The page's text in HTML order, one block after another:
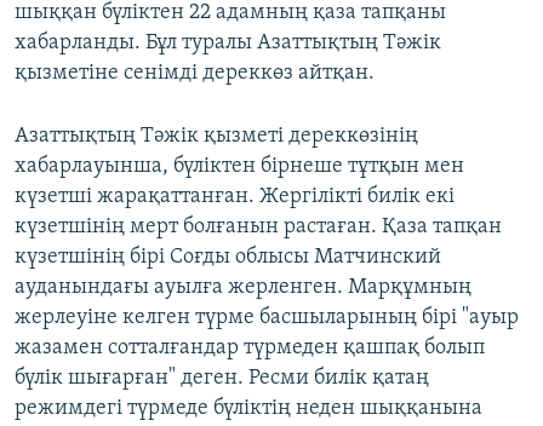
шыққан бүліктен 22 адамның қаза тапқаны
хабарланды. Бұл туралы Азаттықтың Тәжік
қызметіне сенімді дереккөз айтқан.
Азаттықтың Тәжік қызметі дереккөзінің
хабарлауынша, бүліктен бірнеше тұтқын мен
күзетші жарақаттанған. Жергілікті билік екі
күзетшінің мерт болғанын растаған. Қаза тапқан
күзетшінің бірі Соғды облысы Матчинский
ауданындағы ауылға жерленген. Марқұмның
жерлеуіне келген түрме басшыларының бірі "ауыр
жазамен сотталғандар түрмеден қашпақ болып
бүлік шығарған" деген. Ресми билік қатаң
режимдегі түрмеде бүліктің неден шыққанына